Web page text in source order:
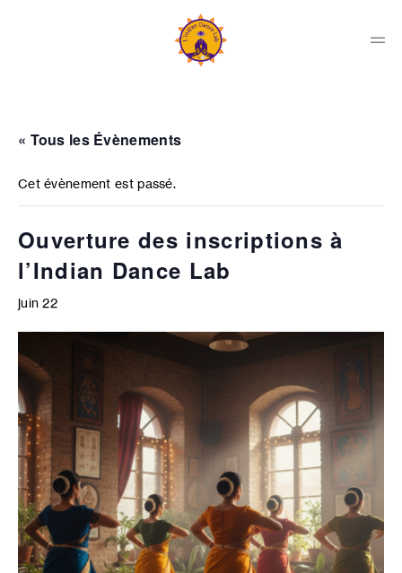
Collectif
« Tous les Évènements
Cet évènement est passé.
Ouverture des inscriptions à
l’Indian Dance Lab
juin 22